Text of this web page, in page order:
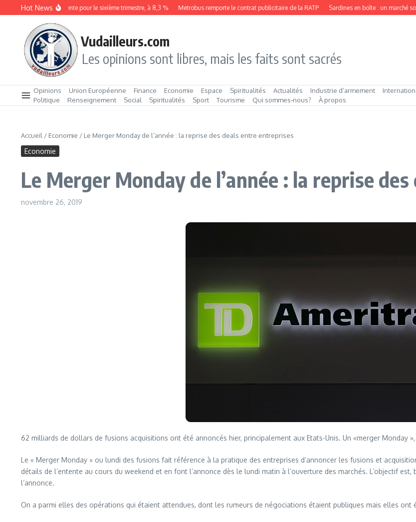
Aller au contenu
Hot News
Le chômage augmente pour le sixième trimestre, à 8,3 % Metrobus remporte le contrat publicitaire de la RATP Sardines en boîte : un marché
Vudailleurs.com
Les opinions sont libres, mais les faits sont sacrés
Opinions Union Européenne Finance Economie Espace Spiritualités Actualités Industrie d’armement
Politique
Renseignement Social Spiritualités Sport Tourisme Qui sommes‑nous? À propos
Accueil / Economie / Le Merger Monday de l’année : la reprise des deals entre entreprises
Economie
Le Merger Monday de l’année : la reprise
novembre 26, 2019
62 milliards de dollars de fusions acquisitions ont été annoncés hier, principalement aux Etats-Unis. Un «merger Monday
Le « Merger Monday » ou lundi des fusions fait référence à la pratique des entreprises d’annoncer les fusions et
détails de l’entente au cours du weekend et en font l’annonce dès le lundi matin à l’ouverture des marchés. L’objectif
l’annonce.
On a parmi elles des opérations qui étaient attendues, dont les rumeurs de négociations étaient publiques mais elles ont